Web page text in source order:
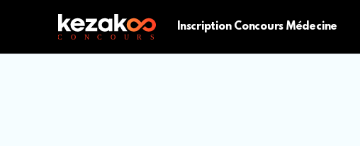
Inscription Concours Médecine